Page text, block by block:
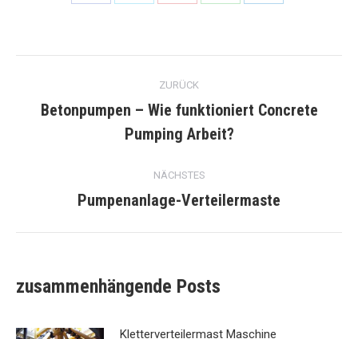
Kommentarnavigation
ZURÜCK
Vorheriger
Beitrag:
Betonpumpen – Wie funktioniert Concrete
Pumping Arbeit?
NÄCHSTES
Nächster
Pumpenanlage-Verteilermaste
zusammenhängende Posts
Kletterverteilermast Maschine